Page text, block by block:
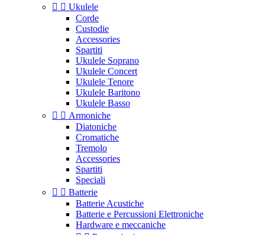
  Ukulele
Corde
Custodie
Accessories
Spartiti
Ukulele Soprano
Ukulele Concert
Ukulele Tenore
Ukulele Baritono
Ukulele Basso
  Armoniche
Diatoniche
Cromatiche
Tremolo
Accessories
Spartiti
Speciali
  Batterie
Batterie Acustiche
Batterie e Percussioni Elettroniche
Hardware e meccaniche